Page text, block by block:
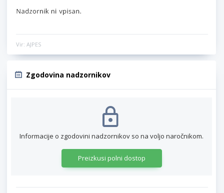
Vir: AJPES
Zgodovina nadzornikov
Informacije o zgodovini nadzornikov so na voljo naročnikom.
Preizkusi polni dostop